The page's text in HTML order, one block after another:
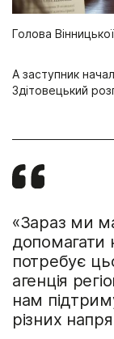
Голова
А заступник
Здітовецький
«Зараз ми
допомагати
потребує
агенція
нам
різних